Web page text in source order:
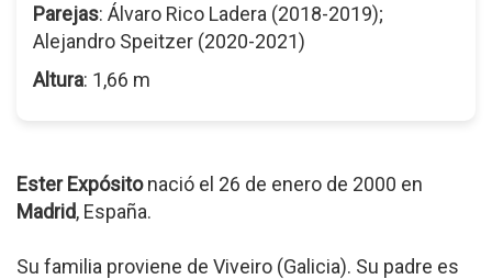
Parejas: Álvaro Rico Ladera (2018-2019);
Alejandro Speitzer (2020-2021)
Altura: 1,66 m
Ester Expósitonació el 26 de enero de 2000 en
Madrid, España.
Su familia proviene de Viveiro (Galicia). Su padre es